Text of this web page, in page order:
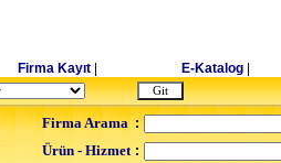
Firma Kayıt E-Katalog|
Firma Arama :
Ürün - Hizmet :